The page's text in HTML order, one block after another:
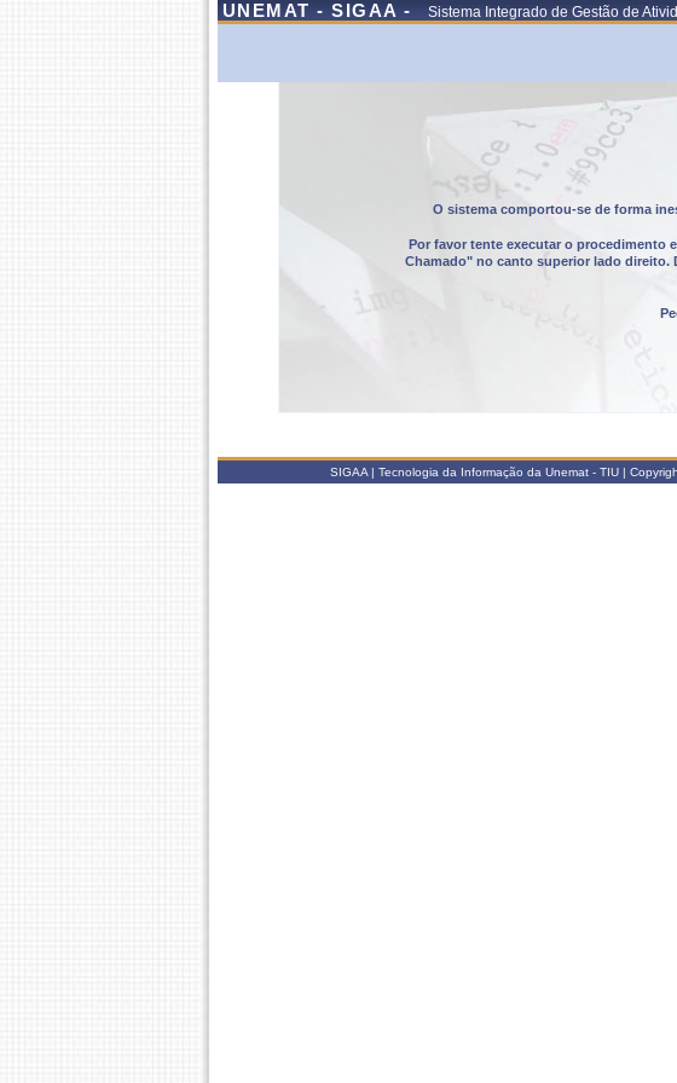
UNEMAT - SIGAA - Sistema Integrado de Gestão de
O sistema comportou-se de forma
Por favor tente executar o procedimento
Chamado" no canto superior lado direito.
SIGAA | Tecnologia da Informação da Unemat - TIU |